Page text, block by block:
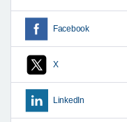
Facebook
X
LinkedIn